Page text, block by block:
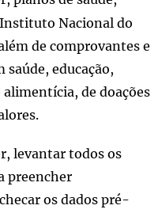
Nacional do
de comprovantes e
saúde, educação,
de doações
levantar todos os
preencher
os dados pré-